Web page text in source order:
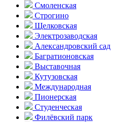
Смоленская
Строгино
Щелковская
Электро­заводская
Александ­ровский сад
Багратионовская
Выставочная
Кутузовская
Международная
Пионерская
Студенческая
Филёвский парк